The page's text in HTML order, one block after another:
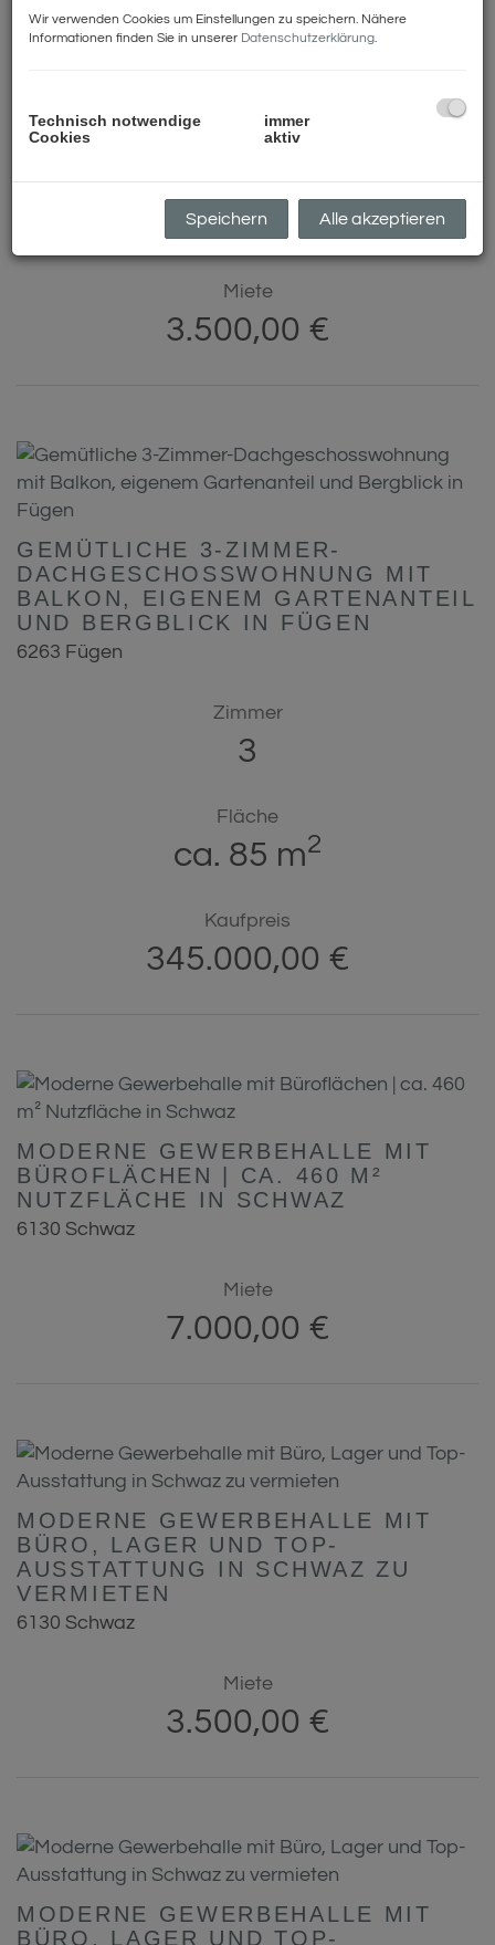
MODERNE GEWERBEHALLE MIT
AUSSTATTUNG IN SCHWAZ ZU
VERMIETEN
Miete
3.500,00 €
GEMÜTLICHE 3-ZIMMER-
DACHGESCHOSSWOHNUNG MIT
BALKON, EIGENEM GARTENANTEIL
UND BERGBLICK IN FÜGEN
6263 Fügen
Zimmer
3
Fläche
ca. 85 m2
Kaufpreis
345.000,00 €
MODERNE GEWERBEHALLE MIT
BÜROFLÄCHEN | CA. 460 M²
NUTZFLÄCHE IN SCHWAZ
6130 Schwaz
Miete
7.000,00 €
MODERNE GEWERBEHALLE MIT
BÜRO, LAGER UND TOP-
AUSSTATTUNG IN SCHWAZ ZU
VERMIETEN
6130 Schwaz
Miete
3.500,00 €
MODERNE GEWERBEHALLE MIT
BÜRO, LAGER UND TOP-
Wir verwenden Cookies um Einstellungen zu speichern. Nähere
Informationen finden Sie in unserer Datenschutzerklärung.
Technisch notwendige
Cookies
immer
aktiv
Speichern Alle akzeptieren